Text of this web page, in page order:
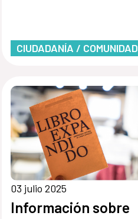
CIUDADANÍA / COMUNIDAD
03 julio 2025
Información sobre